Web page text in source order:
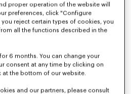
proper operation of the website will
preferences, click "Configure
reject certain types of cookies, you
all the functions described in the
6 months. You can change your
consent at any time by clicking on
at the bottom of our website.
and our partners, please consult